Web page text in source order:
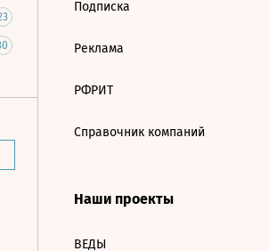
Подписка
Реклама
РФРИТ
Справочник компаний
Наши проекты
ВЕДЫ